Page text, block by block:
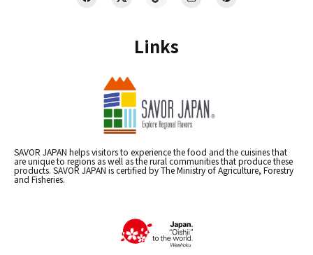
Links
SAVOR JAPAN helps visitors to experience the food and the cuisines that
are unique to regions as well as the rural communities that produce these
products. SAVOR JAPAN is certified by The Ministry of Agriculture, Forestry
and Fisheries.